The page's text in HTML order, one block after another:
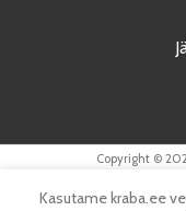
Copyright ©
Kasutame kraba.ee